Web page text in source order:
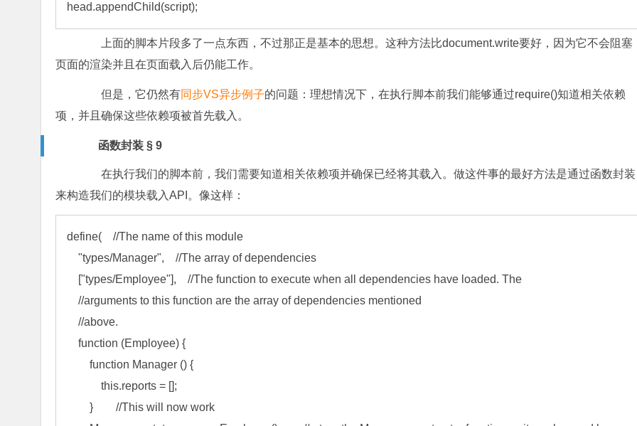
head.appendChild(script);
上面的脚本片段多了一点东西，不过那正是基本的思想。这种方法比document.write要好，因为它不会阻塞
页面的渲染并且在页面载入后仍能工作。
但是，它仍然有同步VS异步例子的问题：理想情况下，在执行脚本前我们能够通过require()知道相关依赖
项，并且确保这些依赖项被首先载入。
函数封装 § 9
在执行我们的脚本前，我们需要知道相关依赖项并确保已经将其载入。做这件事的最好方法是通过函数封装
来构造我们的模块载入API。像这样：
define(    //The name of this module